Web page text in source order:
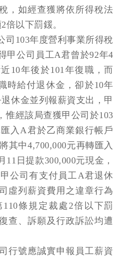
，如經查獲將依所得稅法
倍以下罰鍰。
司103年度營利事業所得稅
甲公司員工A君曾於92年4
10年後於101年復職，而
時給付退休金，卻於10年
休金並列報薪資支出，甲
惟經該局查獲甲公司於103
入A君於乙商業銀行帳戶
其中4,700,000元再轉匯入
日提款300,000元現金，
公司有支付員工A君退休
虛列薪資費用之違章行為
條規定裁處2倍以下罰
查、訴願及行政訴訟均遭
行號應誠實申報員工薪資